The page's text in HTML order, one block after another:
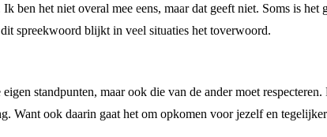
ben het niet overal mee eens, maar dat geeft niet. Soms is het
spreekwoord blijkt in veel situaties het toverwoord.
standpunten, maar ook die van de ander moet
Want ook daarin gaat het om opkomen voor jezelf en